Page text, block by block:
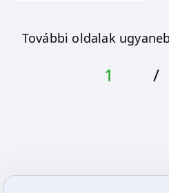
További oldalak
1 /